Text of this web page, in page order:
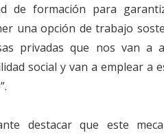
de formación para
una opción de trabajo
privadas que nos van
social y van a emplear a
destacar que este